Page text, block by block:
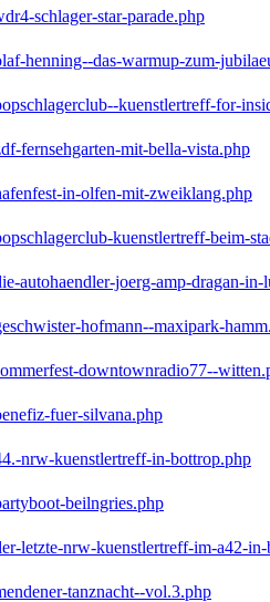
schlager-star-parade.php
henning--das-warmup-zum-
kuenstlertreff-for-
fernsehgarten-mit-bella-vista.php
in-olfen-mit-zweiklang.php
kuenstlertreff-beim-
autohaendler-joerg-amp-dragan-in-
hofmann--maxipark-
downtownradio77--
fuer-silvana.php
nrw-kuenstlertreff-in-bottrop.php
beilngries.php
letzte-nrw-kuenstlertreff-im-a42-
tanznacht--vol.3.php